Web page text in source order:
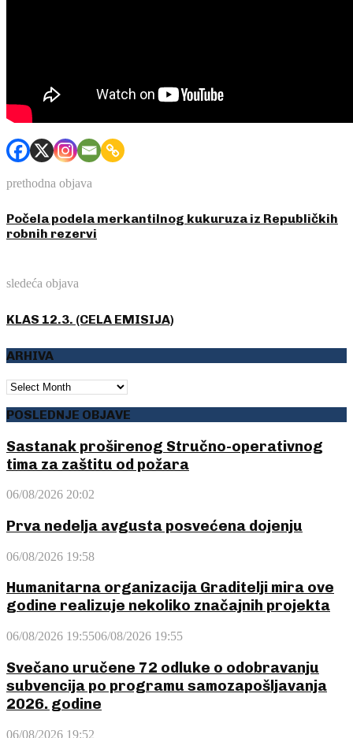
prethodna objava
Počela podela merkantilnog kukuruza iz Republičkih
robnih rezervi
sledeća objava
KLAS 12.3. (CELA EMISIJA)
ARHIVA
ARHIVA
POSLEDNJE OBJAVE
Sastanak proširenog Stručno-operativnog
tima za zaštitu od požara
06/08/2026 20:02
Prva nedelja avgusta posvećena dojenju
06/08/2026 19:58
Humanitarna organizacija Graditelji mira ove
godine realizuje nekoliko značajnih projekta
06/08/2026 19:5506/08/2026 19:55
Svečano uručene 72 odluke o odobravanju
subvencija po programu samozapošljavanja
2026. godine
06/08/2026 19:52